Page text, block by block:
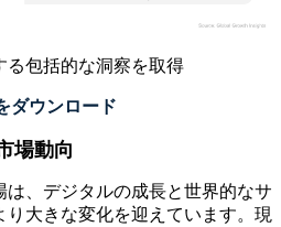
る包括的な洞察を取得
ダウンロード
場動向
、デジタルの成長と世界的なサ
り大きな変化を迎えています。現